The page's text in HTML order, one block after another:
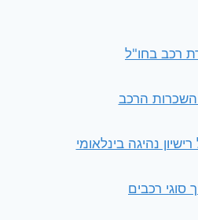
רכב בחו"ל
השכרות הרכב
נהיגה בינלאומי
סוגי רכבים